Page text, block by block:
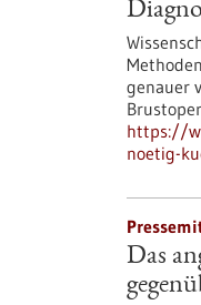
genauer
https://
noetig-
Das